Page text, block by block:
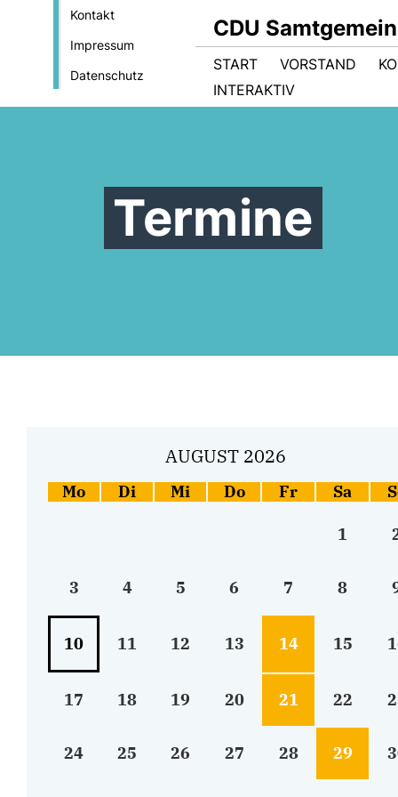
Kontakt
Impressum
Datenschutz
CDU
START VORSTAND
INTERAKTIV
Termine
AUGUST 2026
Mo Di Mi Do Fr Sa
1
3 4 5 6 7 8
10 11 12 13 14 15
17 18 19 20 21 22
24 25 26 27 28 29